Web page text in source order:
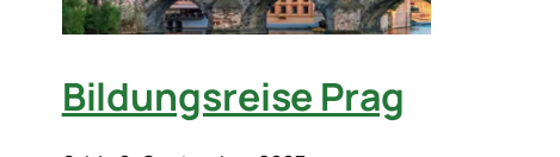
Bildungsreise Prag